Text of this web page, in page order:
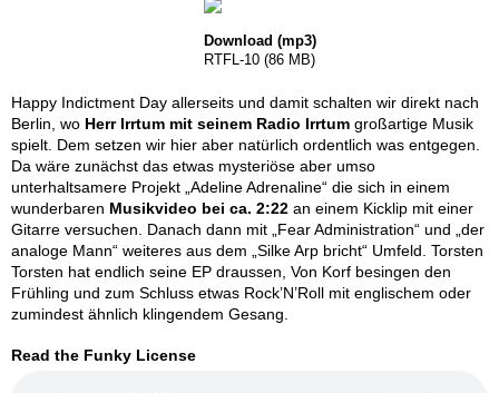
Download (mp3)
RTFL-10 (86 MB)
Happy Indictment Day allerseits und damit schalten wir direkt nach
Berlin, wo Herr Irrtum mit seinem Radio Irrtum großartige Musik
spielt. Dem setzen wir hier aber natürlich ordentlich was entgegen.
Da wäre zunächst das etwas mysteriöse aber umso
unterhaltsamere Projekt „Adeline Adrenaline“ die sich in einem
wunderbaren Musikvideo bei ca. 2:22 an einem Kicklip mit einer
Gitarre versuchen. Danach dann mit „Fear Administration“ und „der
analoge Mann“ weiteres aus dem „Silke Arp bricht“ Umfeld. Torsten
Torsten hat endlich seine EP draussen, Von Korf besingen den
Frühling und zum Schluss etwas Rock’N’Roll mit englischem oder
zumindest ähnlich klingendem Gesang.
Read the Funky License